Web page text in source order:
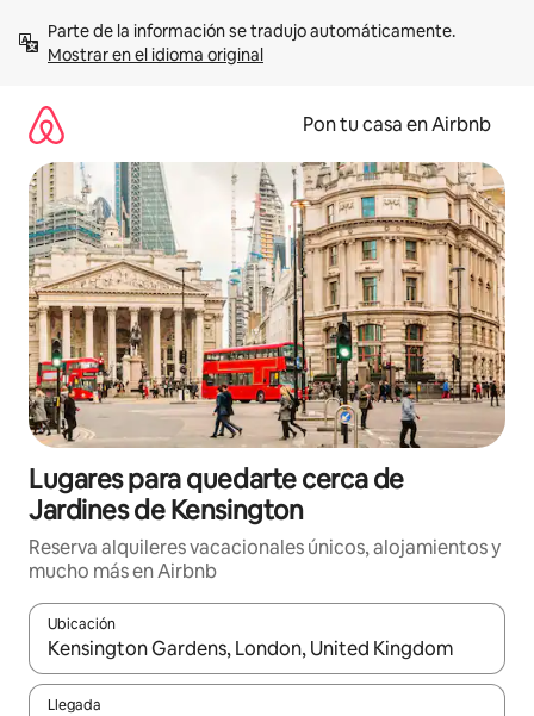
contenidoMostrar en el idioma original
Pon tu casa en Airbnb
Lugares para quedarte cerca de
Jardines de Kensington
Reserva alquileres vacacionales únicos, alojamientos y
mucho más en Airbnb
Ubicación
Cuando los resultados estén disponibles, navega con las
Llegada